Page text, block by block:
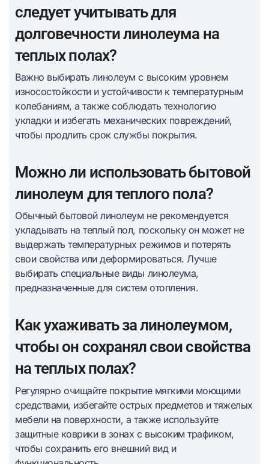
следует учитывать для
долговечности линолеума на
теплых полах?
Важно выбирать линолеум с высоким уровнем
износостойкости и устойчивости к температурным
колебаниям, а также соблюдать технологию
укладки и избегать механических повреждений,
чтобы продлить срок службы покрытия.
Можно ли использовать бытовой
линолеум для теплого пола?
Обычный бытовой линолеум не рекомендуется
укладывать на теплый пол, поскольку он может не
выдержать температурных режимов и потерять
свои свойства или деформироваться. Лучше
выбирать специальные виды линолеума,
предназначенные для систем отопления.
Как ухаживать за линолеумом,
чтобы он сохранял свои свойства
на теплых полах?
Регулярно очищайте покрытие мягкими моющими
средствами, избегайте острых предметов и тяжелых
мебели на поверхности, а также используйте
защитные коврики в зонах с высоким трафиком,
чтобы сохранить его внешний вид и